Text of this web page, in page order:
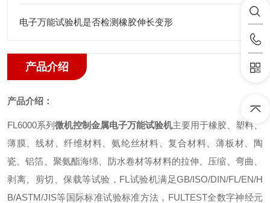
电子万能试验机是否检测橡胶伸长变形
产品介绍
产品介绍：
FL6000系列 微机控制金属电子万能试验机主要用于橡胶、塑料、
薄膜、线材、纤维材料、氨纶丝材料、复合材料、薄板材、陶
瓷、铝箔、聚氨酯海绵、防水卷材等材料的拉伸、压缩、弯曲、
剥离、剪切、保载等试验， FL 试验机满足GB/ISO/DIN/FL/EN/H
B/ASTM/JIS等国际标准试验标准方法， FULTEST全数字神经元